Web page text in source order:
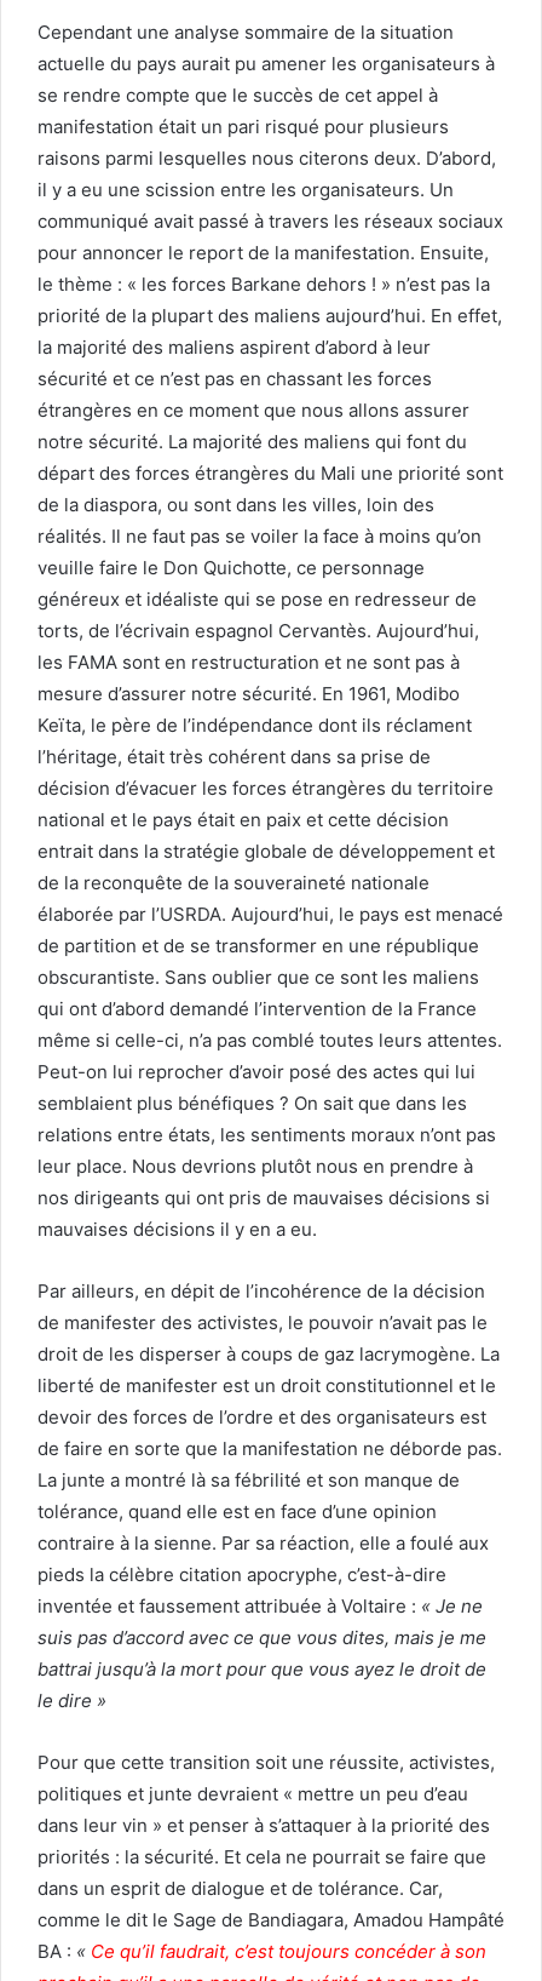
Cependant une analyse sommaire de la situation
actuelle du pays aurait pu amener les organisateurs à
se rendre compte que le succès de cet appel à
manifestation était un pari risqué pour plusieurs
raisons parmi lesquelles nous citerons deux. D’abord,
il y a eu une scission entre les organisateurs. Un
communiqué avait passé à travers les réseaux sociaux
pour annoncer le report de la manifestation. Ensuite,
le thème : « les forces Barkane dehors ! » n’est pas la
priorité de la plupart des maliens aujourd’hui. En effet,
la majorité des maliens aspirent d’abord à leur
sécurité et ce n’est pas en chassant les forces
étrangères en ce moment que nous allons assurer
notre sécurité. La majorité des maliens qui font du
départ des forces étrangères du Mali une priorité sont
de la diaspora, ou sont dans les villes, loin des
réalités. Il ne faut pas se voiler la face à moins qu’on
veuille faire le Don Quichotte, ce personnage
généreux et idéaliste qui se pose en redresseur de
torts, de l’écrivain espagnol Cervantès. Aujourd’hui,
les FAMA sont en restructuration et ne sont pas à
mesure d’assurer notre sécurité. En 1961, Modibo
Keïta, le père de l’indépendance dont ils réclament
l’héritage, était très cohérent dans sa prise de
décision d’évacuer les forces étrangères du territoire
national et le pays était en paix et cette décision
entrait dans la stratégie globale de développement et
de la reconquête de la souveraineté nationale
élaborée par l’USRDA. Aujourd’hui, le pays est menacé
de partition et de se transformer en une république
obscurantiste. Sans oublier que ce sont les maliens
qui ont d’abord demandé l’intervention de la France
même si celle-ci, n’a pas comblé toutes leurs attentes.
Peut-on lui reprocher d’avoir posé des actes qui lui
semblaient plus bénéfiques ? On sait que dans les
relations entre états, les sentiments moraux n’ont pas
leur place. Nous devrions plutôt nous en prendre à
nos dirigeants qui ont pris de mauvaises décisions si
mauvaises décisions il y en a eu.
Par ailleurs, en dépit de l’incohérence de la décision
de manifester des activistes, le pouvoir n’avait pas le
droit de les disperser à coups de gaz lacrymogène. La
liberté de manifester est un droit constitutionnel et le
devoir des forces de l’ordre et des organisateurs est
de faire en sorte que la manifestation ne déborde pas.
La junte a montré là sa fébrilité et son manque de
tolérance, quand elle est en face d’une opinion
contraire à la sienne. Par sa réaction, elle a foulé aux
pieds la célèbre citation apocryphe, c’est-à-dire
inventée et faussement attribuée à Voltaire : « Je ne
suis pas d’accord avec ce que vous dites, mais je me
battrai jusqu’à la mort pour que vous ayez le droit de
le dire »
Pour que cette transition soit une réussite, activistes,
politiques et junte devraient « mettre un peu d’eau
dans leur vin » et penser à s’attaquer à la priorité des
priorités : la sécurité. Et cela ne pourrait se faire que
dans un esprit de dialogue et de tolérance. Car,
comme le dit le Sage de Bandiagara, Amadou Hampâté
BA : « Ce qu’il faudrait, c’est toujours concéder à son